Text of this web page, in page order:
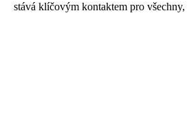
stává klíčovým kontaktem pro